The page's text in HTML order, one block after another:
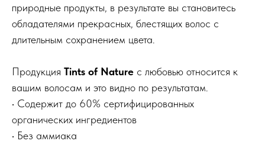
природные продукты, в результате вы становитесь
обладателями прекрасных, блестящих волос с
длительным сохранением цвета.
Продукция Tints of Nature с любовью относится к
вашим волосам и это видно по результатам.
• Содержит до 60% сертифицированных
органических ингредиентов
• Без аммиака